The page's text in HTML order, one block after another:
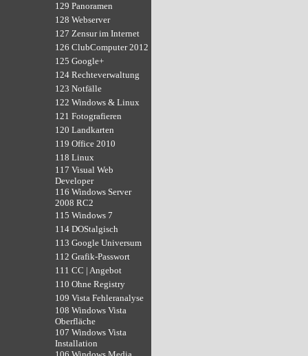
129 Panoramen
128 Webserver
127 Zensur im Internet
126 ClubComputer 2012
125 Google+
124 Rechteverwaltung
123 Notfälle
122 Windows & Linux
121 Fotografieren
120 Landkarten
119 Office 2010
118 Linux
117 Visual Web
Developer
116 Windows Server
2008 RC2
115 Windows 7
114 DOStalgisch
113 Google Universum
112 Grafik-Passwort
111 CC | Angebot
110 Ohne Registry
109 Vista Fehleranalyse
108 Windows Vista
Oberfläche
107 Windows Vista
Installation